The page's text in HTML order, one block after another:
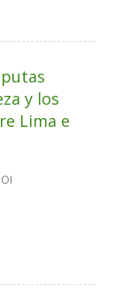
y los
Lima e